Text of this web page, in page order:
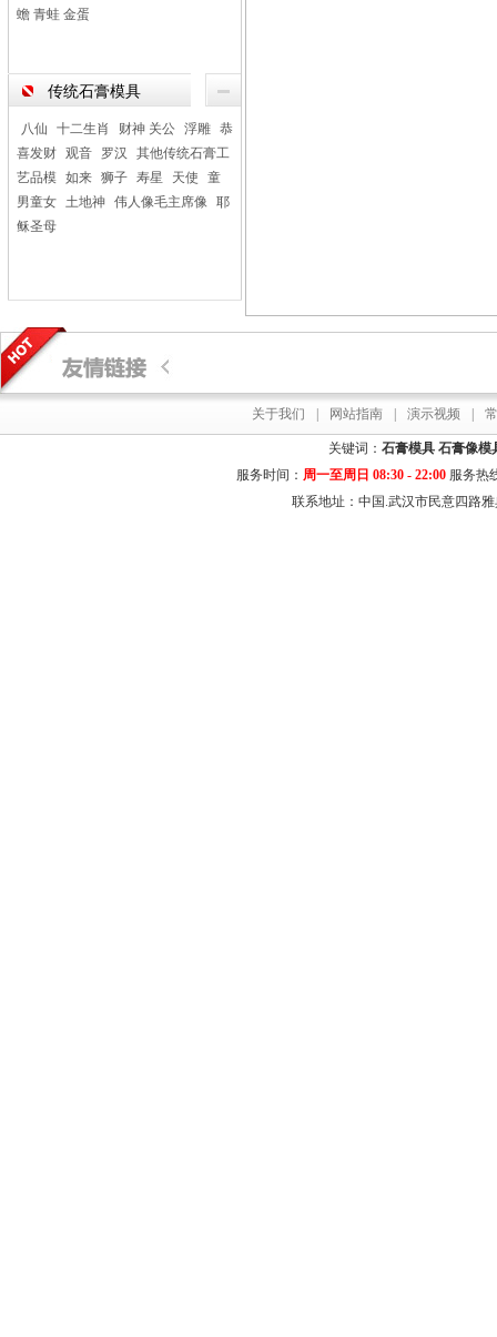
蟾 青蛙 金蛋
传统石膏模具
八仙 十二生肖 财神 关公 浮雕 恭
喜发财 观音 罗汉
其他传统石膏工
艺品模 如来 狮子 寿星 天使
童
男童女 土地神 伟人像毛主席像 耶
稣圣母
关于我们 网站指南 演示视频
关键词： 石膏模具 石膏像模
服务时间： 周一至周日 08:30 - 22:00服务热
联系地址：中国.武汉市民意四路雅